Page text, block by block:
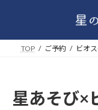
TOP ご予約 ビオ
星あそび×